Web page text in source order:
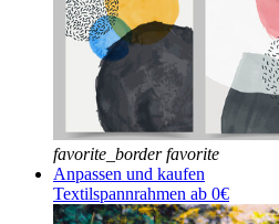
favorite_border favorite
Anpassen und kaufen
Textilspannrahmen ab 0€